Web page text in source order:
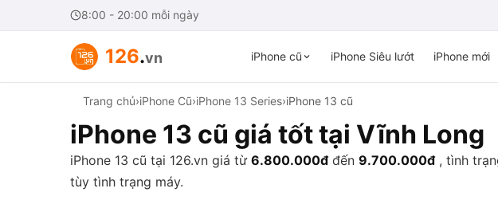
8:00 - 20:00 mỗi ngày
126.vn iPhone cũ iPhone Siêu lướt iPhone mới
Trang chủ›iPhone Cũ›iPhone 13 Series›iPhone 13 cũ
iPhone 13 cũ giá tốt tại Vĩnh Long
iPhone 13 cũ tại 126.vn giá từ 6.800.000đ đến 9.700.000đ , tình
tùy tình trạng máy.